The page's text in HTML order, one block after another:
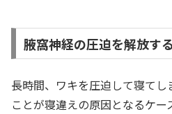
腋窩神経の圧迫を解放す
長時間、ワキを圧迫して寝て
ことが寝違えの原因となるケー